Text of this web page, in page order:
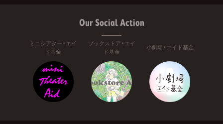
Our Social Action
ミニシアター・エイ
ド基金
ブックストア・エイ
ド基金
小劇場・エイド基金